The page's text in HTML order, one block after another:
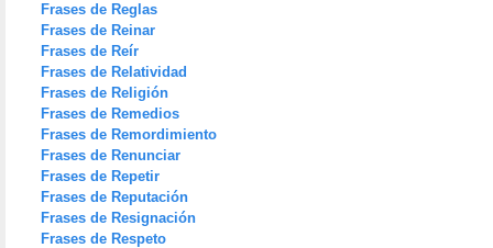
Frases de Reglas
Frases de Reinar
Frases de Reír
Frases de Relatividad
Frases de Religión
Frases de Remedios
Frases de Remordimiento
Frases de Renunciar
Frases de Repetir
Frases de Reputación
Frases de Resignación
Frases de Respeto